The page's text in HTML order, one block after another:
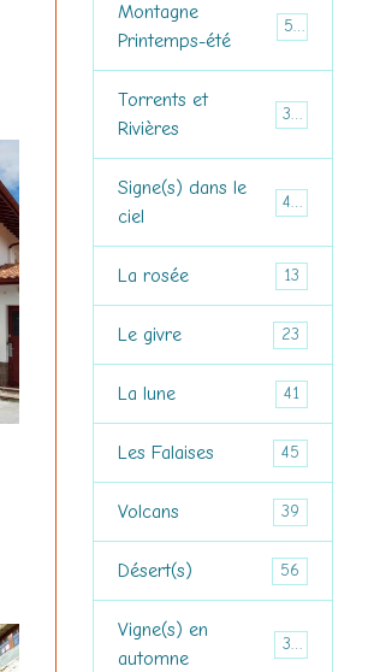
Montagne
Printemps-été
56
Torrents et
Rivières
37
Signe(s) dans le
ciel
43
La rosée 13
Le givre 23
La lune 41
Les Falaises 45
Volcans 39
Désert(s) 56
Vigne(s) en
automne
39